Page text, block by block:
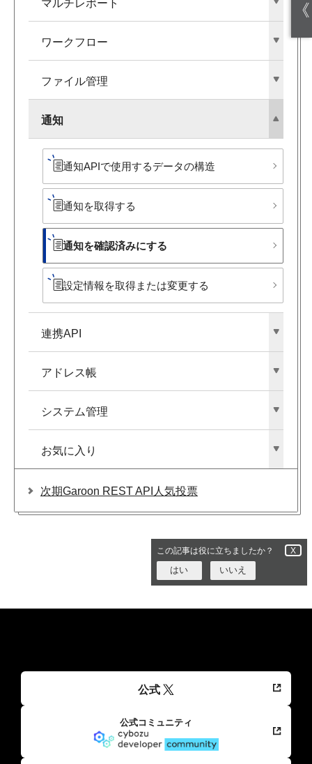
マルチレポート
ワークフロー
ファイル管理
通知
通知APIで​使用する​データの​構造
通知を​取得する
通知を​確認済みに​する
設定情報を​取得または​変更する
連携API
アドレス帳
システム管理
お気に入り
次期Garoon REST API人気投票
この記事は役に立ちましたか？ X
はい いいえ
公式
公式コミュニティ
《